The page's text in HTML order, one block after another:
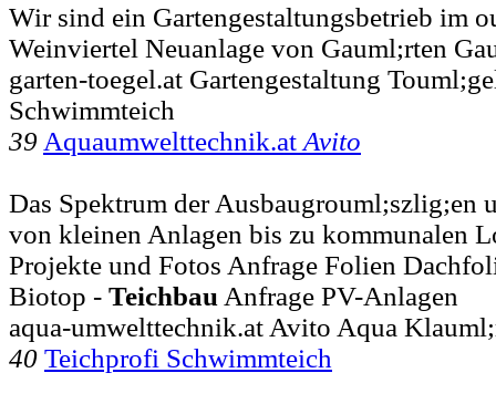
Wir sind ein Gartengestaltungsbetrieb im
Weinviertel Neuanlage von Gauml;rten
garten-toegel.at Gartengestaltung
Schwimmteich
39 Aquaumwelttechnik.at Avito
Das Spektrum der Ausbaugrouml;szlig;en
von kleinen Anlagen bis zu kommunalen
Projekte und Fotos Anfrage Folien
Biotop - Teichbau Anfrage PV-Anlagen
aqua-umwelttechnik.at Avito Aqua
40 Teichprofi Schwimmteich